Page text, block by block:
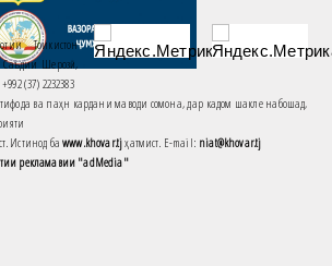
Тоҷикистон
Саъдии Шерозӣ,
(37) 2232383
ва паҳн кардани маводи сомона, дар кадом шакле набошад,
Истинод баwww.khovar.tjҳатмист. E-mail: niat@khovar.tj
рекламавии "adMedia"